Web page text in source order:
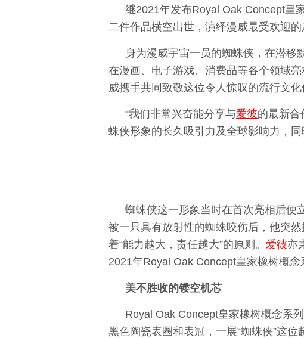
继2021年发布Royal Oak Concept皇
二件作品横空出世，演绎漫威最受欢迎的
身为漫威宇宙一员的蜘蛛侠，在潜移
在漫画、电子游戏、消费品等各个领域
威携手共同致敬这位令人惊叹的流行文化
“我们非常兴奋能分享与爱彼的最新合
蛛侠形象的长久吸引力及全球影响力，
蜘蛛侠这一形象当时在首次亮相后便
被一只具有放射性的蜘蛛咬伤后，他突
着“能力越大，责任越大”的原则。 爱彼亦
2021年Royal Oak Concept皇家橡树概念
美不胜收的镂空机芯
Royal Oak Concept皇家橡树概念系
黑色陶瓷表圈和表冠，一展“蜘蛛侠”这位